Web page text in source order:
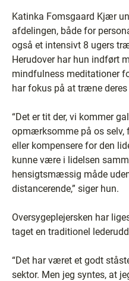
Katinka Fomsgaard Kjær
afdelingen, både for
også et intensivt 8 ugers
Herudover har hun indført
mindfulness meditationer
har fokus på at træne
“Det er tit der, vi kommer
opmærksomme på os
eller kompensere for den
kunne være i lidelsen
hensigtsmæssig måde
distancerende,” siger hun.
Oversygeplejersken har
taget en traditionel
“Det har været et godt
sektor. Men jeg syntes, at